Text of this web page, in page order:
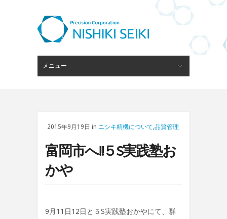
メニュー
2015年9月19日 in ニシキ精機について,品質管理
富岡市へ!!５S実践塾お
かや
9月11日12日と５S実践塾おかやにて、群